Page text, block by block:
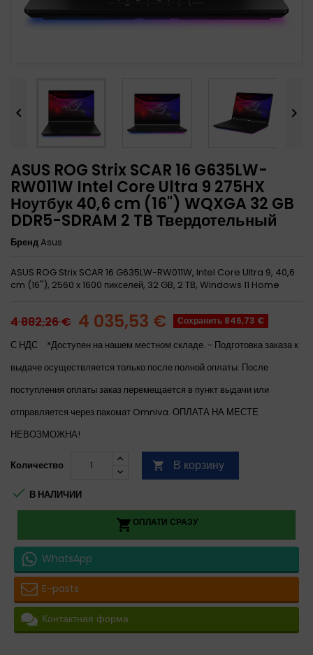
 
ASUS ROG Strix SCAR 16 G635LW-
RW011W Intel Core Ultra 9 275HX
Ноутбук 40,6 cm (16") WQXGA 32 GB
DDR5-SDRAM 2 TB Твердотельный
БрендAsus
ASUS ROG Strix SCAR 16 G635LW-RW011W, Intel Core Ultra 9, 40,6
cm (16"), 2560 x 1600 пикселей, 32 GB, 2 TB, Windows 11 Home
4 882,26 € 4 035,53 € Сохранить 846,73 €
С НДС
*Доступен на нашем местном складе. - Подготовка заказа к
выдаче осуществляется только после полной оплаты. После
поступления оплаты заказ перемещается в пункт выдачи или
отправляется через пакомат Omniva. ОПЛАТА НА МЕСТЕ
НЕВОЗМОЖНА!
Количество  В корзину
 В НАЛИЧИИ
ОПЛАТИ СРАЗУ
WhatsApp
E-pasts
Контактная форма